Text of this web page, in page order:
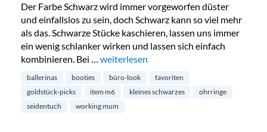
Der Farbe Schwarz wird immer vorgeworfen düster
und einfallslos zu sein, doch Schwarz kann so viel mehr
als das. Schwarze Stücke kaschieren, lassen uns immer
ein wenig schlanker wirken und lassen sich einfach
kombinieren. Bei … „Redaktions-Favoriten: Schwarz als
weiterlesen
ballerinas booties büro-look
favoriten
goldstück-picks
item m6 kleines schwarzes
ohrringe
seidentuch
working mum